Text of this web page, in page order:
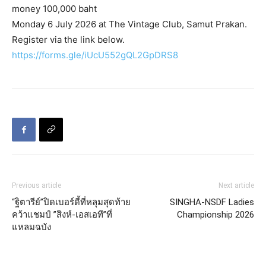
money 100,000 baht
Monday 6 July 2026 at The Vintage Club, Samut Prakan.
Register via the link below.
https://forms.gle/iUcU552gQL2GpDRS8
Previous article
“ฐิตารีย์”ปิดเบอร์ดี้ที่หลุมสุดท้าย
คว้าแชมป์ ”สิงห์-เอสเอที”ที่
แหลมฉบัง
Next article
SINGHA-NSDF Ladies
Championship 2026